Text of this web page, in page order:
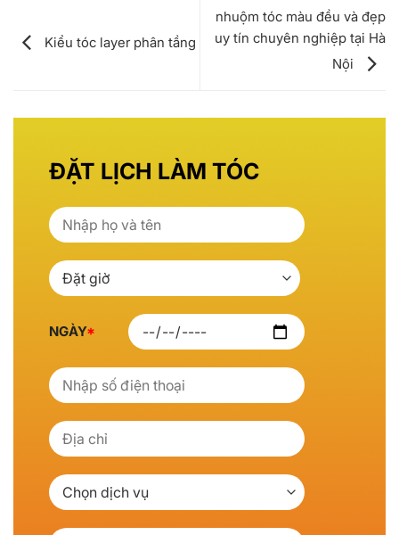
Kiểu tóc layer phân tầng
nhuộm tóc màu đều và đẹp
uy tín chuyên nghiệp tại Hà
Nội
NGÀY*